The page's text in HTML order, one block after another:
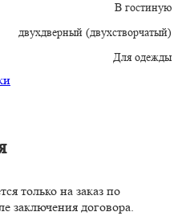
В гостиную
двухдверный (двухстворчатый)
Для одежды
только на заказ по
заключения договора.